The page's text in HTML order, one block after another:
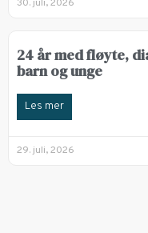
30. juli, 2026
24 år med fløyte,
barn og unge
Les mer
29. juli, 2026